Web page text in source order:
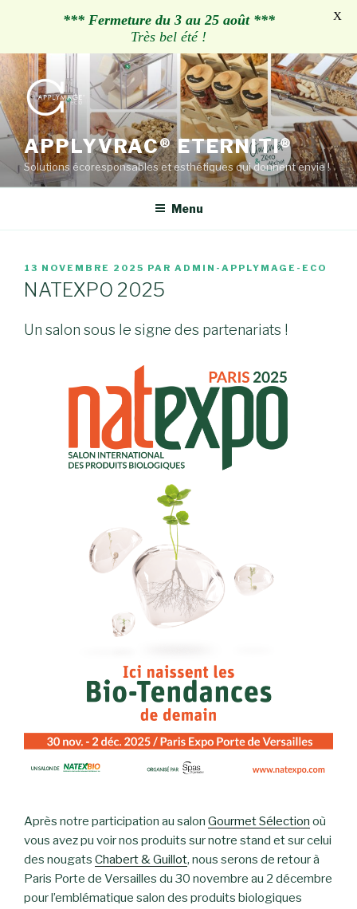
Aller
au
contenu
principal
APPLYVRAC® ETERNITI®
Solutions écoresponsables et esthétiques qui donnent envie !
Menu
PUBLIÉ
LE
13 NOVEMBRE 2025 PAR ADMIN-APPLYMAGE-ECO
NATEXPO 2025
Un salon sous le signe des partenariats !
Après notre participation au salon Gourmet Sélection où
vous avez pu voir nos produits sur notre stand et sur celui
des nougats Chabert & Guillot, nous serons de retour à
Paris Porte de Versailles du 30 novembre au 2 décembre
pour l’emblématique salon des produits biologiques
*** Fermeture du 3 au 25 août ***
Très bel été !
X